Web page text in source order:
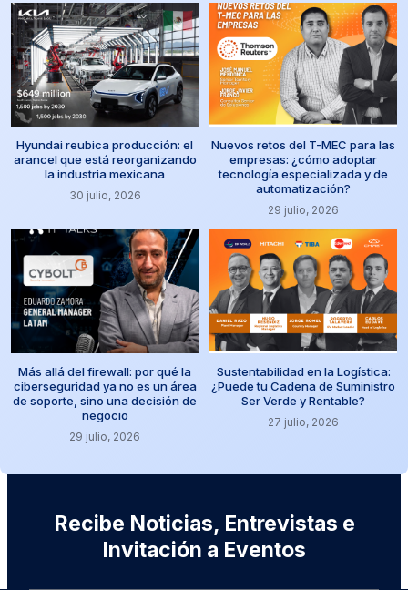
Hyundai reubica producción: el
arancel que está reorganizando
la industria mexicana
30 julio, 2026
Nuevos retos del T-MEC para las
empresas: ¿cómo adoptar
tecnología especializada y de
automatización?
29 julio, 2026
Más allá del firewall: por qué la
ciberseguridad ya no es un área
de soporte, sino una decisión de
negocio
29 julio, 2026
Sustentabilidad en la Logística:
¿Puede tu Cadena de Suministro
Ser Verde y Rentable?
27 julio, 2026
Recibe Noticias, Entrevistas e
Invitación a Eventos